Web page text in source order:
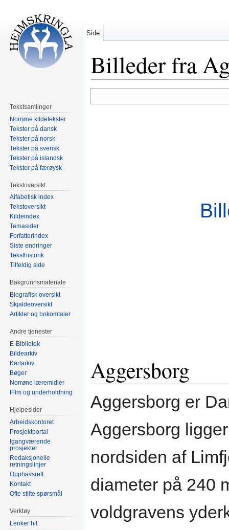
Billeder fra
til
til
Aggersborg
Aggersborg er
Aggersborg
nordsiden af
diameter på 240
voldgravens
Side
Tekstsamlinger
Norrøne kildetekster
Tekster på dansk
Tekster på norsk
Tekster på svensk
Tekster på islandsk
Tekster på færøysk
Tekstoversikt
Alfabetisk index
Tekstoversikt
Kildeindex
Temasider
Forfatterindex
Siste endringer
Teksthistorik
Tilfeldig side
Bakgrunnsmateriale
Biografisk oversikt
Skjaldeoversikt
Artikler og bokomtaler
Andre tjenester
E-Bibliotek
Bildearkiv
Kartarkiv
Bøger
Norrøne læremidler
Film og underholdning
Hjelpesider
Arbeidskontoret
Prosjektportal
Igangværende
prosjekter
Redaksjonelle
retningslinjer
Opphavsrett
Kontakt
Ofte stilte spørsmål
Verktøy
Lenker hit